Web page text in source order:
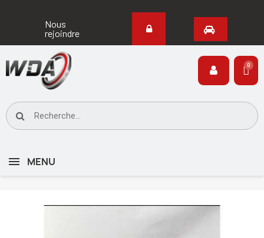
Nous
rejoindre
MENU